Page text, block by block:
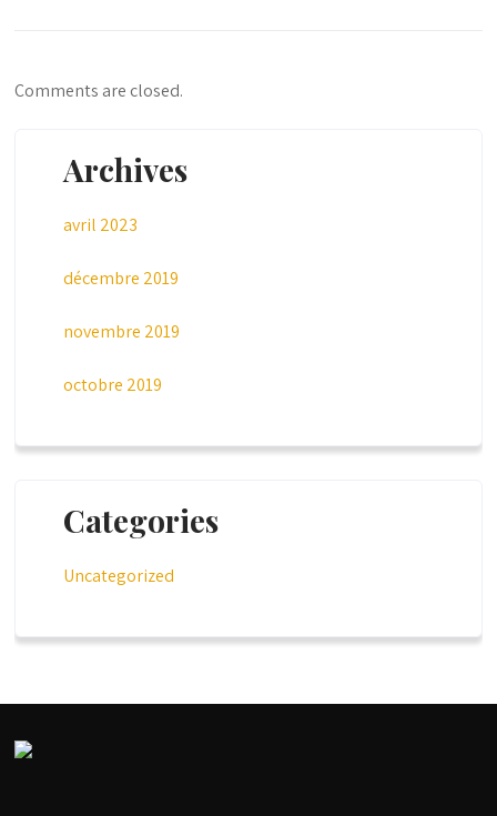
Comments are closed.
Archives
avril 2023
décembre 2019
novembre 2019
octobre 2019
Categories
Uncategorized